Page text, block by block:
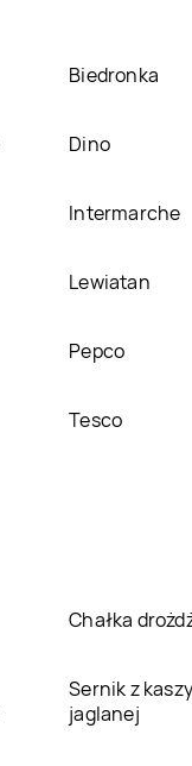
Biedronka
Dino
Intermarche
Lewiatan
Pepco
Tesco
Chałka
Sernik z kaszy
jaglanej